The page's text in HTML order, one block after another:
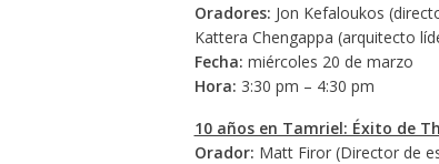
Oradores: Jon Kefaloukos
Kattera Chengappa (arquitecto
Fecha: miércoles 20 de marzo
Hora: 3:30 pm – 4:30 pm
10 años en Tamriel: Éxito de
Orador: Matt Firor (Director de